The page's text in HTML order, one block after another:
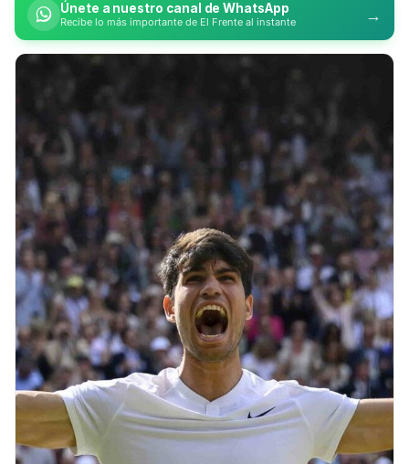
Únete a nuestro canal de WhatsApp
Recibe lo más importante de El Frente al instante →